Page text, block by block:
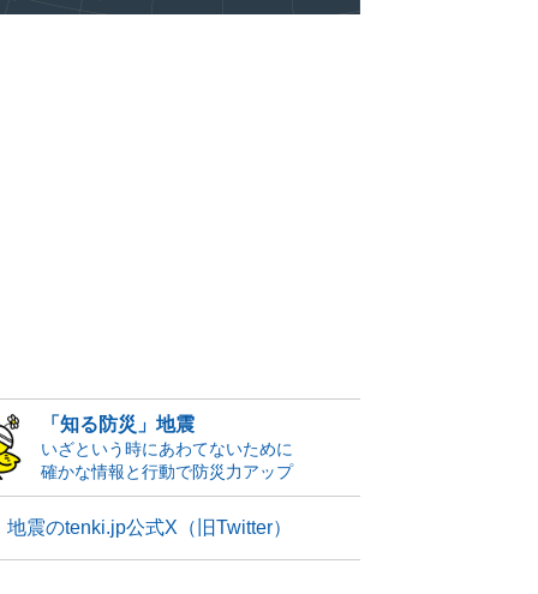
「知る防災」地震
いざという時にあわてないために
確かな情報と行動で防災力アップ
地震のtenki.jp公式X（旧Twitter）